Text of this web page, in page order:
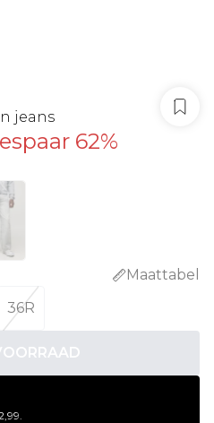
jeans
62%
Maattabel
36R